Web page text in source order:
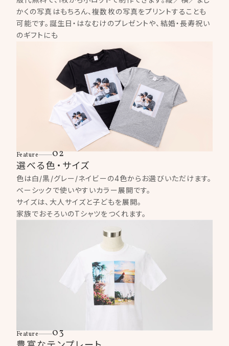
かくの写真はもちろん、複数枚の写真をプリントすることも
可能です。誕生日・はなむけのプレゼントや、結婚・長寿祝い
のギフトにも
Feature 02
選べる色・サイズ
色は白/黒/グレー/ネイビーの4色からお選びいただけます。
ベーシックで使いやすいカラー展開です。
サイズは、大人サイズと子どもを展開。
家族でおそろいのTシャツをつくれます。
Feature 03